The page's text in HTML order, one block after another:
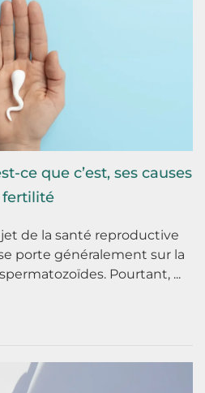
ce que c’est, ses causes
fertilité
de la santé reproductive
porte généralement sur la
Pourtant, ...